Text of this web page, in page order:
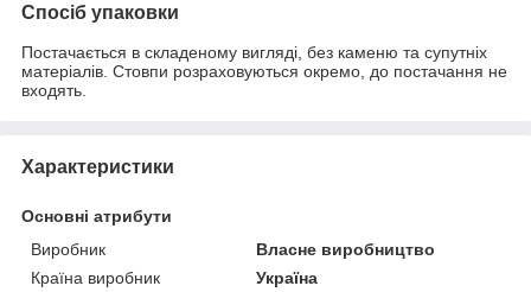
Спосіб упаковки
Постачається в складеному вигляді, без каменю та супутніх
матеріалів. Стовпи розраховуються окремо, до постачання не
входять.
Характеристики
Основні атрибути
Виробник
Власне виробництво
Країна виробник
Україна